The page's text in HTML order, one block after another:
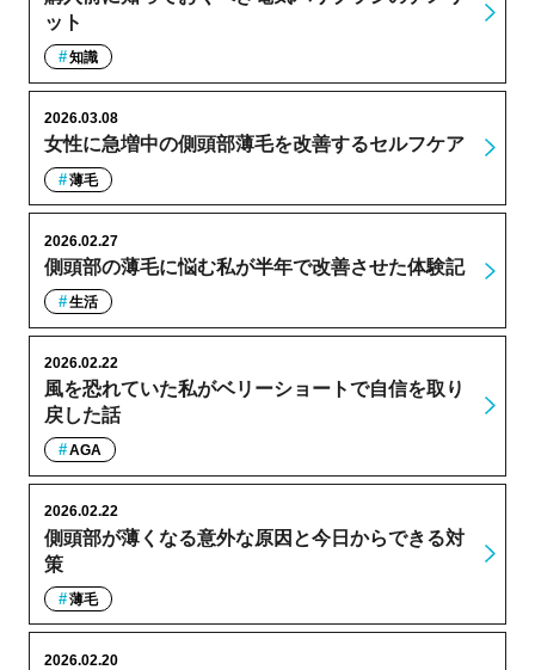
ット
知識
女性に急増中の側頭部薄毛を改善するセルフケア
2026.03.08
薄毛
側頭部の薄毛に悩む私が半年で改善させた体験記
2026.02.27
生活
風を恐れていた私がベリーショートで自信を取り
戻した話
2026.02.22
AGA
側頭部が薄くなる意外な原因と今日からできる対
策
2026.02.22
薄毛
2026.02.20